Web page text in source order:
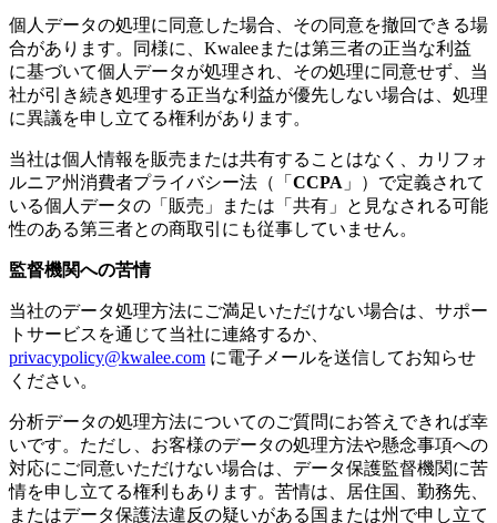
個人データの処理に同意した場合、その同意を撤回できる場
合があります。同様に、Kwaleeまたは第三者の正当な利益
に基づいて個人データが処理され、その処理に同意せず、当
社が引き続き処理する正当な利益が優先しない場合は、処理
に異議を申し立てる権利があります。
当社は個人情報を販売または共有することはなく、カリフォ
ルニア州消費者プライバシー法（「 CCPA 」）で定義されて
いる個人データの「販売」または「共有」と見なされる可能
性のある第三者との商取引にも従事していません。
監督機関への苦情
当社のデータ処理方法にご満足いただけない場合は、サポー
トサービスを通じて当社に連絡するか、
privacypolicy@kwalee.com に電子メールを送信してお知らせ
ください。
分析データの処理方法についてのご質問にお答えできれば幸
いです。ただし、お客様のデータの処理方法や懸念事項への
対応にご同意いただけない場合は、データ保護監督機関に苦
情を申し立てる権利もあります。苦情は、居住国、勤務先、
またはデータ保護法違反の疑いがある国または州で申し立て